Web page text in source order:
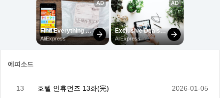
에피소드
13 호텔 인휴먼즈 13화(完) 2026-01-05